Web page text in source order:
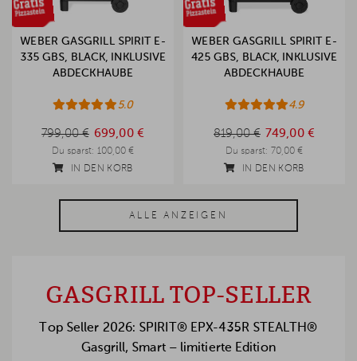
WEBER GASGRILL SPIRIT E-
335 GBS, BLACK, INKLUSIVE
ABDECKHAUBE
5.0
799,00 € 699,00 €
Du sparst: 100,00 €
IN DEN KORB
WEBER GASGRILL SPIRIT E-
425 GBS, BLACK, INKLUSIVE
ABDECKHAUBE
4.9
819,00 € 749,00 €
Du sparst: 70,00 €
IN DEN KORB
ALLE ANZEIGEN
GASGRILL TOP-SELLER
Top Seller 2026: SPIRIT® EPX-435R STEALTH®
Gasgrill, Smart – limitierte Edition